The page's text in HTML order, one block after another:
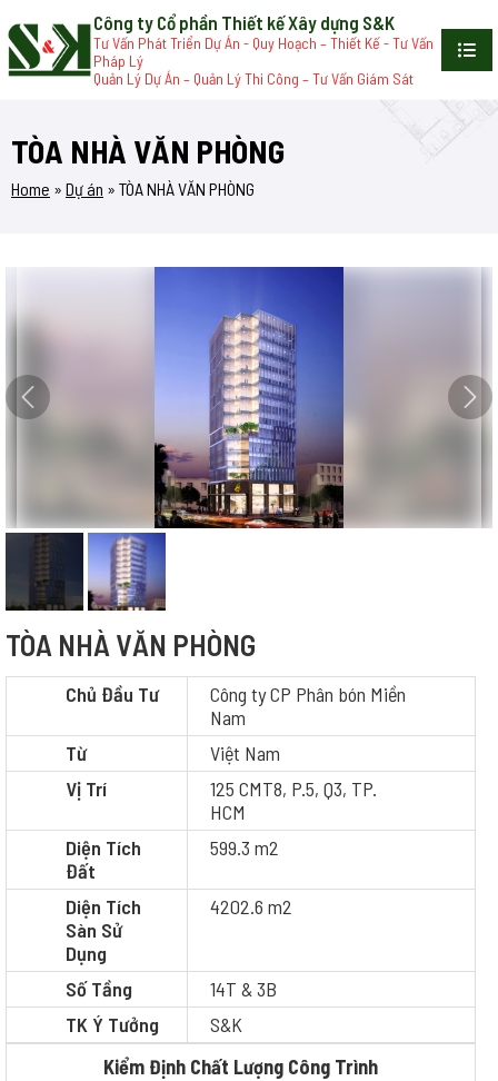
Công ty Cổ phần Thiết kế Xây dựng S&K
Tư Vấn Phát Triển Dự Án - Quy Hoạch – Thiết Kế - Tư Vấn
Pháp Lý
Quản Lý Dự Án – Quản Lý Thi Công – Tư Vấn Giám Sát
TÒA NHÀ VĂN PHÒNG
Home » Dự án » TÒA NHÀ VĂN PHÒNG
TÒA NHÀ VĂN PHÒNG
Chủ Đầu Tư
Công ty CP Phân bón Miền
Nam
Từ
Việt Nam
Vị Trí
125 CMT8, P.5, Q3, TP.
HCM
Diện Tích
Đất
599.3 m2
Diện Tích
Sàn Sử
Dụng
4202.6 m2
Số Tầng
14T & 3B
TK Ý Tưởng
S&K
Kiểm Định Chất Lượng Công Trình